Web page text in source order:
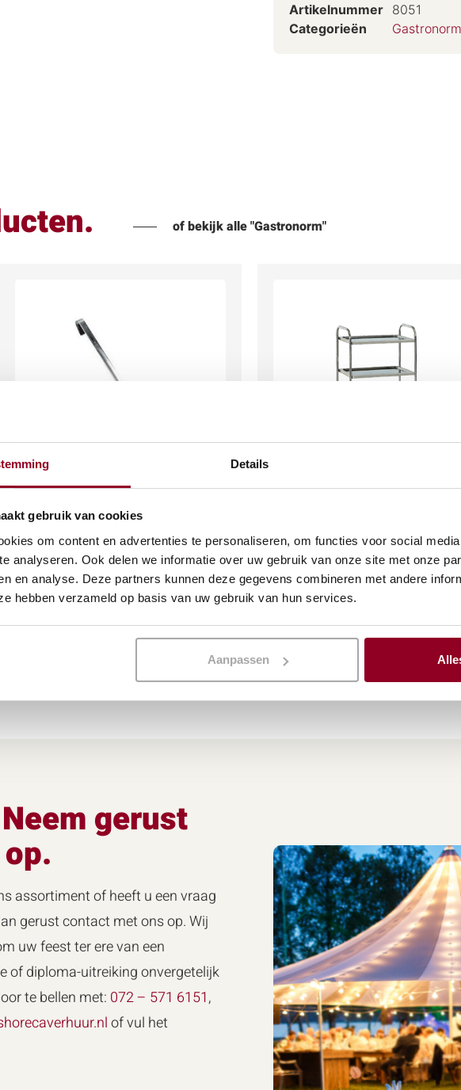
Details
gebruik van cookies
om content en advertenties te personaliseren, om functies voor social
analyseren. Ook delen we informatie over uw gebruik van onze site met onze
en analyse. Deze partners kunnen deze gegevens combineren met andere
hebben verzameld op basis van uw gebruik van hun services.
Aanpassen
Artikelnummer 8051
Categorieën
Gastronorm
of bekijk alle "Gastronorm"
Schuimspaan 10cm.
€1,26
IN WINKELWAGEN
Serveerwagen 3 etages
€18,97
IN WINKELWAGEN
Meer info
gerust
assortiment of heeft u een vraag
gerust contact met ons op. Wij
uw feest ter ere van een
of diploma-uitreiking onvergetelijk
te bellen met: 072 – 571 6151,
of vul het